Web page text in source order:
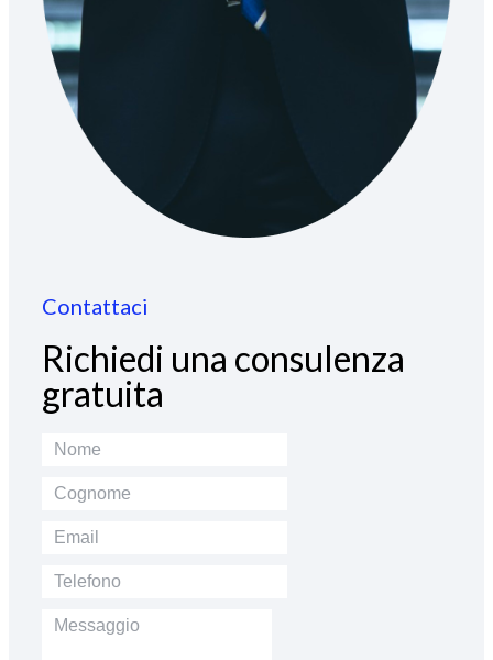
Contattaci
Richiedi una consulenza
gratuita